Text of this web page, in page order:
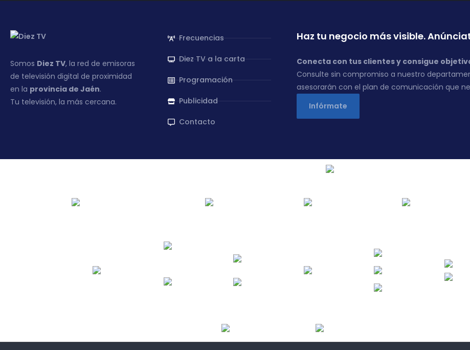
Somos Diez TV, la red de emisoras
de televisión digital de proximidad
en la provincia de Jaén.
Tu televisión, la más cercana.
Frecuencias
Diez TV a la carta
Programación
Publicidad
Contacto
Haz tu negocio más visible.
Conecta con tus clientes y consigue
Consulte sin compromiso a nuestro
asesorarán con el plan de comunicación que
Infórmate